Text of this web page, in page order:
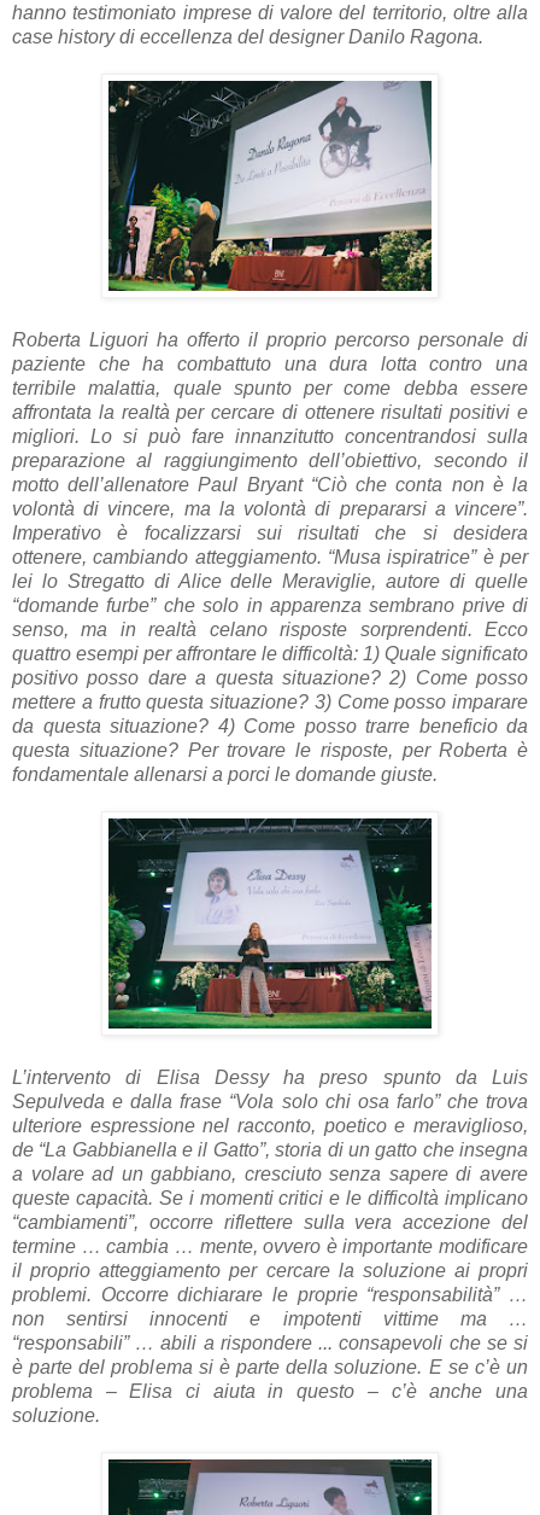
hanno testimoniato imprese di valore del territorio, oltre alla
case history di eccellenza del designer Danilo Ragona.
Roberta Liguori ha offerto il proprio percorso personale di
paziente che ha combattuto una dura lotta contro una
terribile malattia, quale spunto per come debba essere
affrontata la realtà per cercare di ottenere risultati positivi e
migliori. Lo si può fare innanzitutto concentrandosi sulla
preparazione al raggiungimento dell’obiettivo, secondo il
motto dell’allenatore Paul Bryant “Ciò che conta non è la
volontà di vincere, ma la volontà di prepararsi a vincere”.
Imperativo è focalizzarsi sui risultati che si desidera
ottenere, cambiando atteggiamento. “Musa ispiratrice” è per
lei lo Stregatto di Alice delle Meraviglie, autore di quelle
“domande furbe” che solo in apparenza sembrano prive di
senso, ma in realtà celano risposte sorprendenti. Ecco
quattro esempi per affrontare le difficoltà: 1) Quale significato
positivo posso dare a questa situazione? 2) Come posso
mettere a frutto questa situazione? 3) Come posso imparare
da questa situazione? 4) Come posso trarre beneficio da
questa situazione? Per trovare le risposte, per Roberta è
fondamentale allenarsi a porci le domande giuste.
L’intervento di Elisa Dessy ha preso spunto da Luis
Sepulveda e dalla frase “Vola solo chi osa farlo” che trova
ulteriore espressione nel racconto, poetico e meraviglioso,
de “La Gabbianella e il Gatto”, storia di un gatto che insegna
a volare ad un gabbiano, cresciuto senza sapere di avere
queste capacità. Se i momenti critici e le difficoltà implicano
“cambiamenti”, occorre riflettere sulla vera accezione del
termine … cambia … mente, ovvero è importante modificare
il proprio atteggiamento per cercare la soluzione ai propri
problemi. Occorre dichiarare le proprie “responsabilità” …
non sentirsi innocenti e impotenti vittime ma …
“responsabili” … abili a rispondere ... consapevoli che se si
è parte del problema si è parte della soluzione. E se c’è un
problema – Elisa ci aiuta in questo – c’è anche una
soluzione.